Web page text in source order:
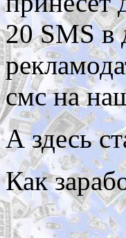
20 SMS в
смс на
А здесь
Как